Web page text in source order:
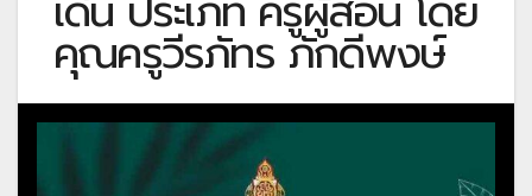
คุณครูวีรภัทร ภักดีพงษ์